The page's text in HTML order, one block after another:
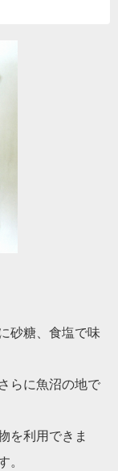
砂糖、食塩で味
らに魚沼の地で
を利用できま
。